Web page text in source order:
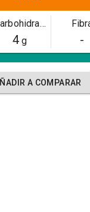
Carbohidratos
4 g -
A COMPARAR